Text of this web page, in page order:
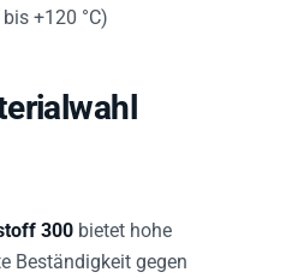
+120 °C)
300 bietet hohe
Beständigkeit gegen